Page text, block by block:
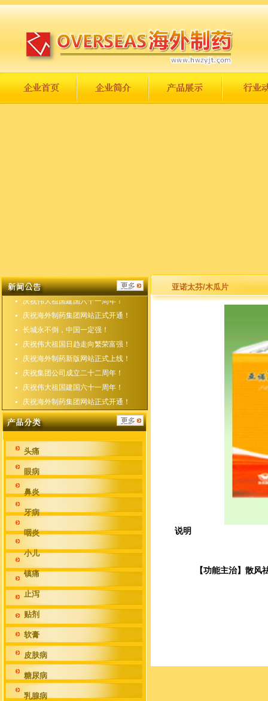
庆祝集团公司成立二十二周年！
庆祝伟大祖国建国六十一周年！
庆祝海外制药集团网站正式开通！
长城永不倒，中国一定强！
庆祝伟大祖国日趋走向繁荣富强！
庆祝海外制药新版网站正式上线！
庆祝集团公司成立二十二周年！
庆祝伟大祖国建国六十一周年！
庆祝海外制药集团网站正式开通！
头痛
眼病
鼻炎
牙病
咽炎
小儿
镇痛
止泻
贴剂
软膏
皮肤病
糖尿病
乳腺病
亚诺太芬/木瓜片
说明
【功能主治】散